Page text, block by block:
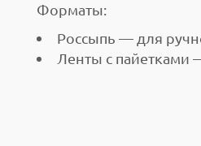
Форматы:
Россыпь — для
Ленты с пайетками